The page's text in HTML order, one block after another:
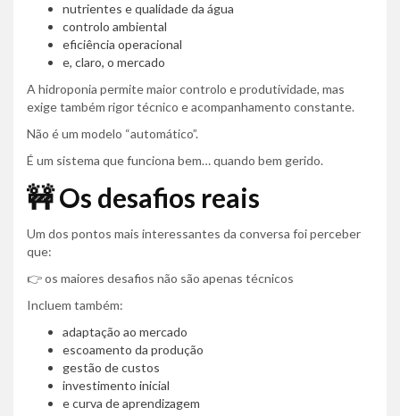
nutrientes e qualidade da água
controlo ambiental
eficiência operacional
e, claro, o mercado
A hidroponia permite maior controlo e produtividade, mas
exige também rigor técnico e acompanhamento constante.
Não é um modelo “automático”.
É um sistema que funciona bem… quando bem gerido.
🚧 Os desafios reais
Um dos pontos mais interessantes da conversa foi perceber
que:
👉 os maiores desafios não são apenas técnicos
Incluem também:
adaptação ao mercado
escoamento da produção
gestão de custos
investimento inicial
e curva de aprendizagem